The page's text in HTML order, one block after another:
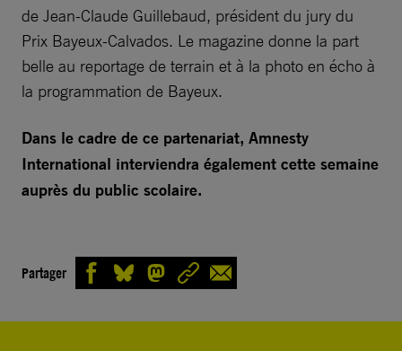
de Jean-Claude Guillebaud, président du jury du
Prix Bayeux-Calvados. Le magazine donne la part
belle au reportage de terrain et à la photo en écho à
la programmation de Bayeux.
Dans le cadre de ce partenariat, Amnesty
International interviendra également cette semaine
auprès du public scolaire.
Partager